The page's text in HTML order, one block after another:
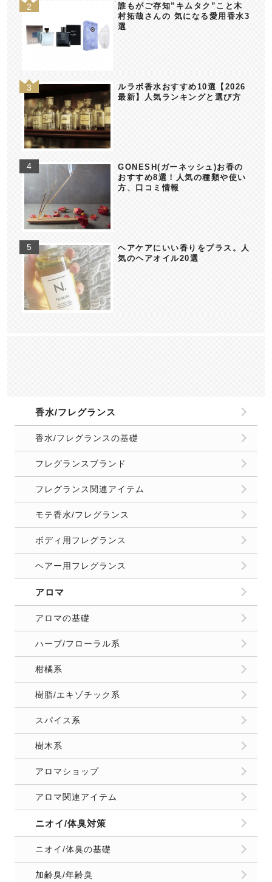
誰もがご存知”キムタク”こと木
村拓哉さんの 気になる愛用香水3
選
ルラボ香水おすすめ10選【2026
最新】人気ランキングと選び方
GONESH(ガーネッシュ)お香の
おすすめ8選！人気の種類や使い
方、口コミ情報
ヘアケアにいい香りをプラス。人
気のヘアオイル20選
香水/フレグランス
香水/フレグランスの基礎
フレグランスブランド
フレグランス関連アイテム
モテ香水/フレグランス
ボディ用フレグランス
ヘアー用フレグランス
アロマ
アロマの基礎
ハーブ/フローラル系
柑橘系
樹脂/エキゾチック系
スパイス系
樹木系
アロマショップ
アロマ関連アイテム
ニオイ/体臭対策
ニオイ/体臭の基礎
加齢臭/年齢臭